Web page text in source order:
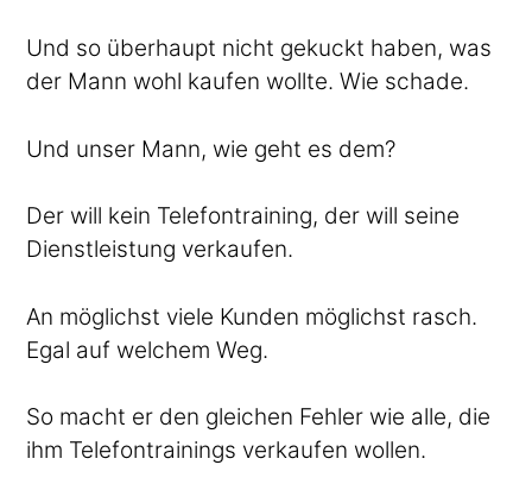
Und so überhaupt nicht gekuckt haben, was
der Mann wohl kaufen wollte. Wie schade.
Und unser Mann, wie geht es dem?
Der will kein Telefontraining, der will seine
Dienstleistung verkaufen.
An möglichst viele Kunden möglichst rasch.
Egal auf welchem Weg.
So macht er den gleichen Fehler wie alle, die
ihm Telefontrainings verkaufen wollen.